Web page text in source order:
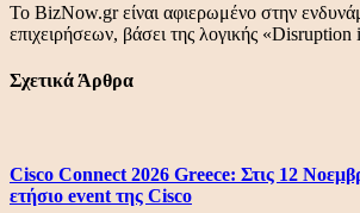
Το BizNow.gr είναι αφιερωμένο στην
επιχειρήσεων, βάσει της λογικής
Σχετικά Άρθρα
Cisco Connect 2026 Greece: Στις 12
ετήσιο event της Cisco